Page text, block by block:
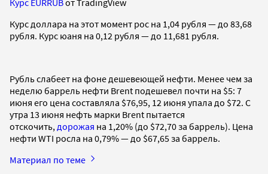
Курс доллара на этот момент рос на 1,04 рубля — до 83,68
рубля. Курс юаня на 0,12 рубля — до 11,681 рубля.
Рубль слабеет на фоне дешевеющей нефти. Менее чем за
неделю баррель нефти Brent подешевел почти на $5: 7
июня его цена составляла $76,95, 12 июня упала до $72. С
утра 13 июня нефть марки Brent пытается
отскочить, дорожая на 1,20% (до $72,70 за баррель). Цена
нефти WTI росла на 0,79% — до $67,65 за баррель.
Материал по теме